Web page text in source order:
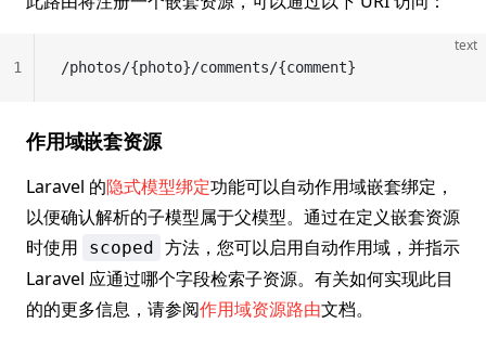
text
/photos/{photo}/comments/{comment}
1
作用域嵌套资源
Laravel 的隐式模型绑定功能可以自动作用域嵌套绑定，
以便确认解析的子模型属于父模型。通过在定义嵌套资源
时使用
scoped 方法，您可以启用自动作用域，并指示
Laravel 应通过哪个字段检索子资源。有关如何实现此目
的的更多信息，请参阅作用域资源路由文档。